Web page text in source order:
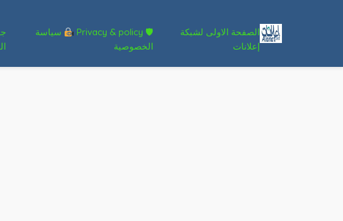
الصفحة الاولى لشبكة
إعلانات
🛡 Privacy & policy
سياسة
الخصوصية